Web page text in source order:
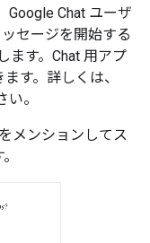
Google Chat ユーザ
セージを開始する
ます。Chat 用アプ
す。詳しくは、
。
メンションしてス